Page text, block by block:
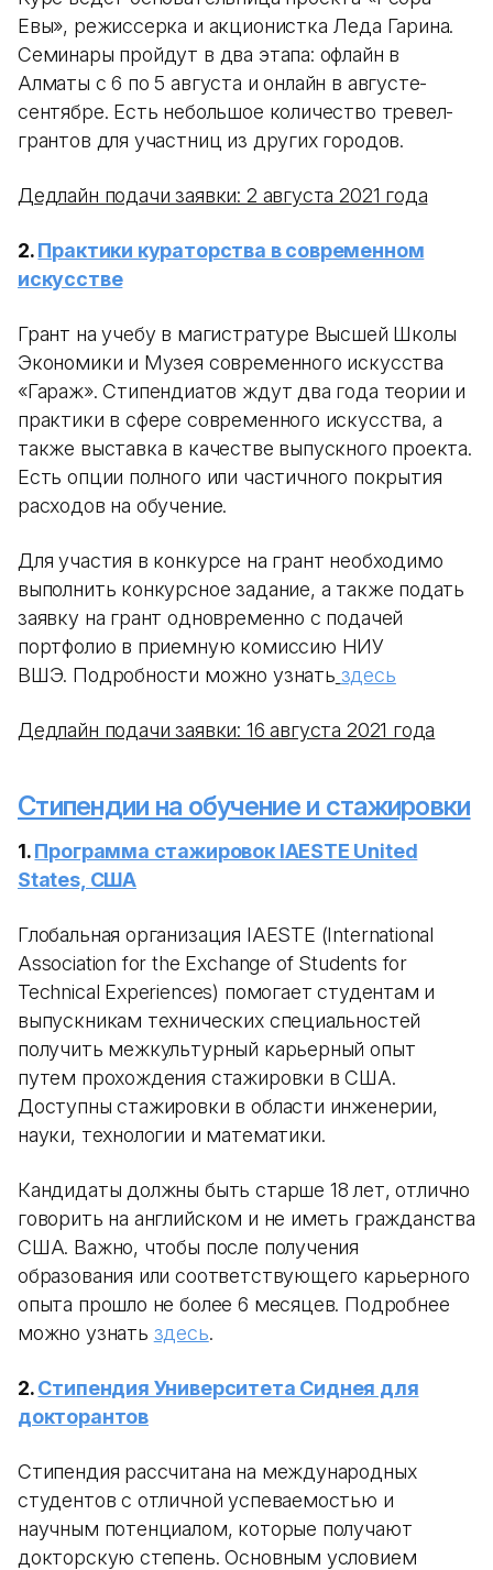
Евы», режиссерка и акционистка Леда Гарина.
Семинары пройдут в два этапа: офлайн в
Алматы с 6 по 5 августа и онлайн в августе-
сентябре. Есть небольшое количество тревел-
грантов для участниц из других городов.
Дедлайн подачи заявки: 2 августа 2021 года
2.Практики кураторства в современном
искусстве
Грант на учебу в магистратуре Высшей Школы
Экономики и Музея современного искусства
«Гараж». Стипендиатов ждут два года теории и
практики в сфере современного искусства, а
также выставка в качестве выпускного проекта.
Есть опции полного или частичного покрытия
расходов на обучение.
Для участия в конкурсе на грант необходимо
выполнить конкурсное задание, а также подать
заявку на грант одновременно с подачей
портфолио в приемную комиссию НИУ
ВШЭ. Подробности можно узнать здесь
Дедлайн подачи заявки: 16 августа 2021 года
Стипендии на обучение и стажировки
1.Программа стажировок IAESTE United
States, США
Глобальная организация IAESTE (International
Association for the Exchange of Students for
Technical Experiences) помогает студентам и
выпускникам технических специальностей
получить межкультурный карьерный опыт
путем прохождения стажировки в США.
Доступны стажировки в области инженерии,
науки, технологии и математики.
Кандидаты должны быть старше 18 лет, отлично
говорить на английском и не иметь гражданства
США. Важно, чтобы после получения
образования или соответствующего карьерного
опыта прошло не более 6 месяцев. Подробнее
можно узнать здесь.
2.Стипендия Университета Сиднея для
докторантов
Стипендия рассчитана на международных
студентов с отличной успеваемостью и
научным потенциалом, которые получают
докторскую степень. Основным условием